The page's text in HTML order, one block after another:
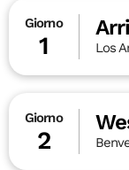
Giorno
1 Los
Giorno
2